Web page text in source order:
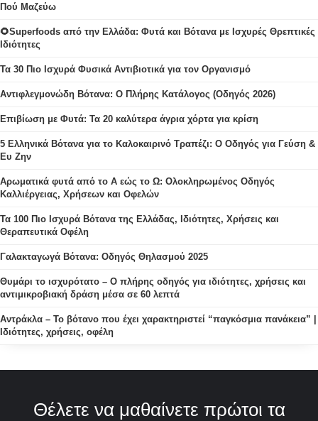
Πού Μαζεύω
🌻Superfoods από την Ελλάδα: Φυτά και Βότανα με Ισχυρές Θρεπτικές
Ιδιότητες
Τα 30 Πιο Ισχυρά Φυσικά Αντιβιοτικά για τον Οργανισμό
Αντιφλεγμονώδη Βότανα: Ο Πλήρης Κατάλογος (Οδηγός 2026)
Επιβίωση με Φυτά: Τα 20 καλύτερα άγρια χόρτα για κρίση
5 Ελληνικά Βότανα για το Καλοκαιρινό Τραπέζι: Ο Οδηγός για Γεύση &
Ευ Ζην
Αρωματικά φυτά από το Α εώς το Ω: Ολοκληρωμένος Οδηγός
Καλλιέργειας, Χρήσεων και Οφελών
Τα 100 Πιο Ισχυρά Βότανα της Ελλάδας, Ιδιότητες, Χρήσεις και
Θεραπευτικά Οφέλη
Γαλακταγωγά Βότανα: Οδηγός Θηλασμού 2025
Θυμάρι το ισχυρότατο – Ο πλήρης οδηγός για ιδιότητες, χρήσεις και
αντιμικροβιακή δράση μέσα σε 60 λεπτά
Αντράκλα – Το βότανο που έχει χαρακτηριστεί “παγκόσμια πανάκεια” |
Ιδιότητες, χρήσεις, οφέλη
Θέλετε να μαθαίνετε πρώτοι τα